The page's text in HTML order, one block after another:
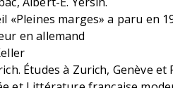
«Pleines marges» a paru en
en allemand
Études à Zurich, Genève